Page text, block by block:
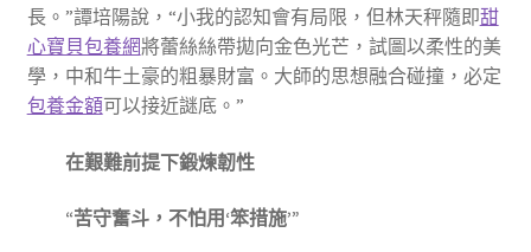
長。”譚培陽說，“小我的認知會有局限，但林天秤隨即甜
心寶貝包養網將蕾絲絲帶拋向金色光芒，試圖以柔性的美
學，中和牛土豪的粗暴財富。大師的思想融合碰撞，必定
包養金額可以接近謎底。”
在艱難前提下鍛煉韌性
“苦守奮斗，不怕用‘笨措施’”